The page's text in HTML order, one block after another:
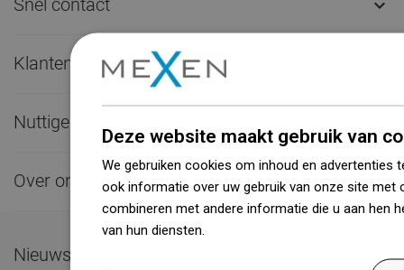
Snel contact 
Klantenservice
Nuttige links
Over ons 
Nieuwsbrief
Deze website maakt gebruik van
We gebruiken cookies om inhoud en advertenties
ook informatie over uw gebruik van onze site met
combineren met andere informatie die u aan hen
van hun diensten.